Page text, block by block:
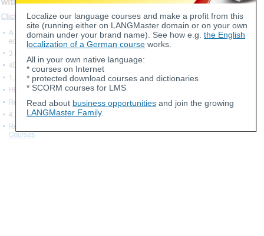
Localize our language courses and make a profit from this
site (running either on LANGMaster domain or on your own
domain under your brand name). See how e.g. the English
localization of a German course works.
All in your own native language:
* courses on Internet
* protected download courses and dictionaries
* SCORM courses for LMS
Read about business opportunities and join the growing
LANGMaster Family.